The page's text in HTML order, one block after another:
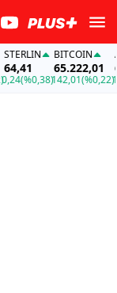
(%0,38)
BITCOIN
65.222,01
142,01(%0,22)